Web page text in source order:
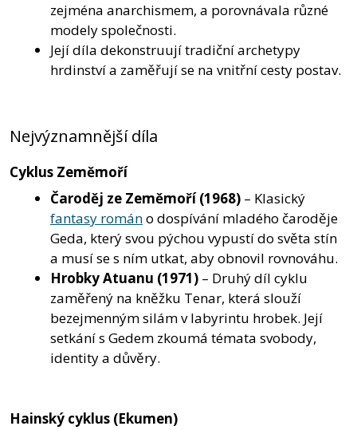
zejména anarchismem, a porovnávala různé
modely společnosti.
Její díla dekonstruují tradiční archetypy
hrdinství a zaměřují se na vnitřní cesty postav.
Nejvýznamnější díla
Cyklus Zeměmoří
Čaroděj ze Zeměmoří(1968) – Klasický
fantasy románo dospívání mladého čaroděje
Geda, který svou pýchou vypustí do světa stín
a musí se s ním utkat, aby obnovil rovnováhu.
Hrobky Atuanu (1971) – Druhý díl cyklu
zaměřený na kněžku Tenar, která slouží
bezejmenným silám v labyrintu hrobek. Její
setkání s Gedem zkoumá témata svobody,
identity a důvěry.
Hainský cyklus (Ekumen)